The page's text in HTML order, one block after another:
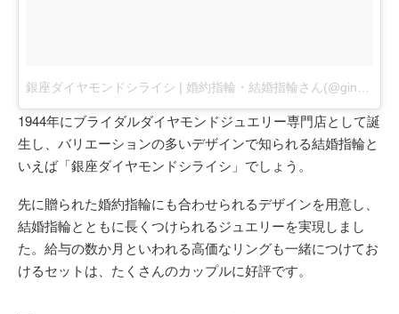
1944年にブライダルダイヤモンドジュエリー専門店として誕
生し、バリエーションの多いデザインで知られる結婚指輪と
いえば「銀座ダイヤモンドシライシ」でしょう。
先に贈られた婚約指輪にも合わせられるデザインを用意し、
結婚指輪とともに長くつけられるジュエリーを実現しまし
た。給与の数か月といわれる高価なリングも一緒につけてお
けるセットは、たくさんのカップルに好評です。